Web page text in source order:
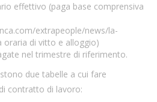
effettivo (paga base comprensiva
extrapeople/news/la-
oraria di vitto e alloggio)
nel trimestre di riferimento.
due tabelle a cui fare
contratto di lavoro: